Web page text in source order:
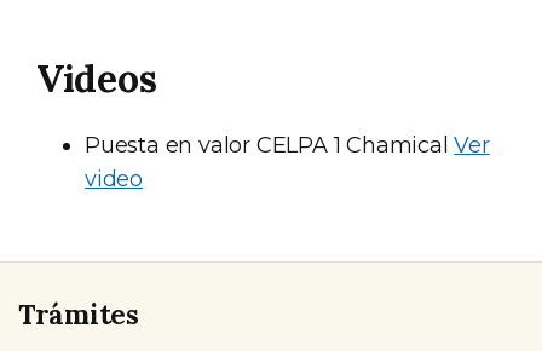
Videos
Puesta en valor CELPA 1 ChamicalVer
video
Trámites